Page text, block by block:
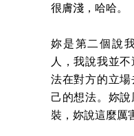
很膚淺，哈哈。
妳是第二個說
人，我說我並
法在對方的立
己的想法。妳
裝，妳說這麼厲